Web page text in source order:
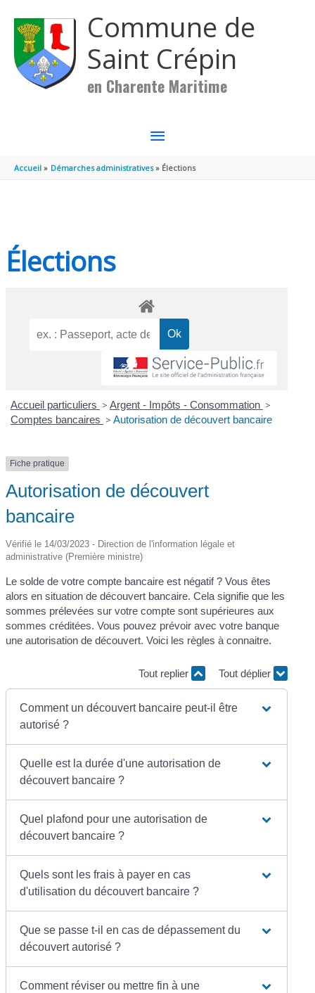
Commune de
Saint Crépin
en Charente Maritime
MENU
PRINCIPAL
Accueil Démarches administratives Élections
Élections
Accueil particuliers > Argent - Impôts - Consommation >
Comptes bancaires > Autorisation de découvert bancaire
Fiche pratique
Autorisation de découvert
bancaire
Vérifié le 14/03/2023 - Direction de l'information légale et
administrative (Première ministre)
Le solde de votre compte bancaire est négatif ? Vous êtes
alors en situation de découvert bancaire. Cela signifie que les
sommes prélevées sur votre compte sont supérieures aux
sommes créditées. Vous pouvez prévoir avec votre banque
une autorisation de découvert. Voici les règles à connaitre.
Tout replier Tout déplier
Comment un découvert bancaire peut-il être
autorisé ?
Quelle est la durée d'une autorisation de
découvert bancaire ?
Quel plafond pour une autorisation de
découvert bancaire ?
Quels sont les frais à payer en cas
d'utilisation du découvert bancaire ?
Que se passe t-il en cas de dépassement du
découvert autorisé ?
Comment réviser ou mettre fin à une